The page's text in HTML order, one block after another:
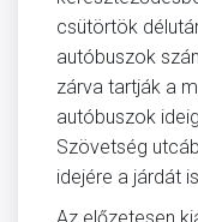
csütörtök
autóbuszok
zárva tartják a
autóbuszok
Szövetség
idejére a járdát